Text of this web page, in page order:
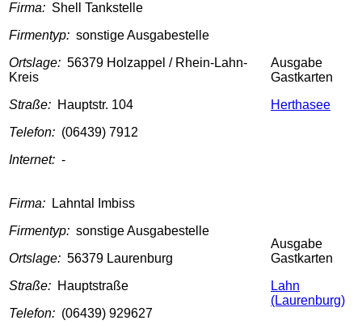
Firma: Shell Tankstelle
Firmentyp: sonstige Ausgabestelle
Ortslage: 56379 Holzappel / Rhein-Lahn-
Kreis
Straße: Hauptstr. 104
Telefon: (06439) 7912
Internet: -
Ausgabe
Gastkarten
Herthasee
Firma:
Lahntal Imbiss
Firmentyp: sonstige Ausgabestelle
Ortslage: 56379 Laurenburg
Straße: Hauptstraße
Telefon: (06439) 929627
Ausgabe
Gastkarten
Lahn
(Laurenburg)